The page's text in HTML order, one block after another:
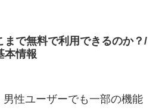
まで無料で利用できるのか？/
本情報
性ユーザーでも一部の機能